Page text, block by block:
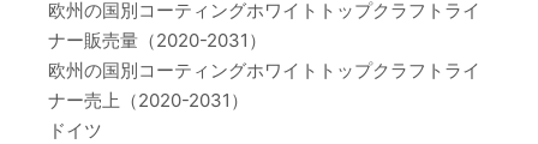
欧州の国別コーティングホワイトトップクラフトライ
ナー販売量（2020-2031）
欧州の国別コーティングホワイトトップクラフトライ
ナー売上（2020-2031）
ドイツ